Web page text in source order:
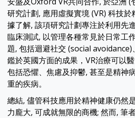
研究計劃, 應用虛擬實境 (VR) 科技
據了解, 該項研究計劃專注於利用先
臨床測試, 以管理各種常見於日常工
題, 包括迴避社交 (social
鑑於英國方面的成果，VR治療可以
包括恐懼、焦慮及抑鬱, 甚至是精神
重的疾病。
總結, 儘管科技應用於精神健康仍然
力龐大, 可成就無限的商機; 然而, 筆